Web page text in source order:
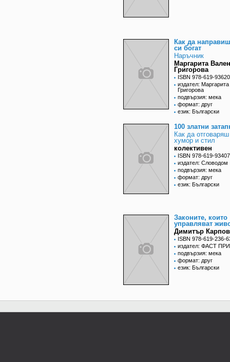
Как да
си богат
Наръчник
Маргарита
Григорова
ISBN 978-619-
издател: Маргарита
Григорова
подвързия: мека
формат: друг
език: Български
100 златни
Как да
хумор и стил
колективен
ISBN 978-619-
издател: Словодом
подвързия: мека
формат: друг
език: Български
Законите, които
управляват
Димитър Карпов
ISBN 978-619-236-
издател: ФАСТ
подвързия: мека
формат: друг
език: Български